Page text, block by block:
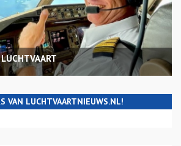
VAN LUCHTVAARTNIEUWS.NL!